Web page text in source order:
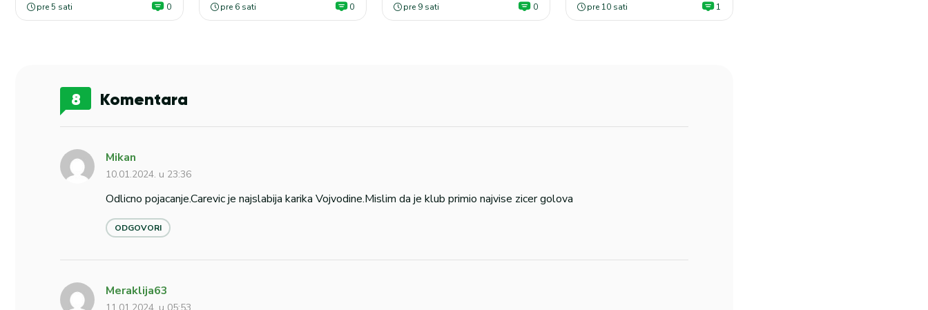
pre 5 sati 0 pre 6 sati 0 pre 9 sati 0 pre 10 sati 1
8 Komentara
Mikan
10.01.2024. u 23:36
Odlicno pojacanje.Carevic je najslabija karika Vojvodine.Mislim da je klub primio najvise zicer golova
ODGOVORI
Meraklija63